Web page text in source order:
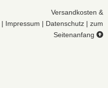
Versandkosten &
| Impressum | Datenschutz | zum
Seitenanfang